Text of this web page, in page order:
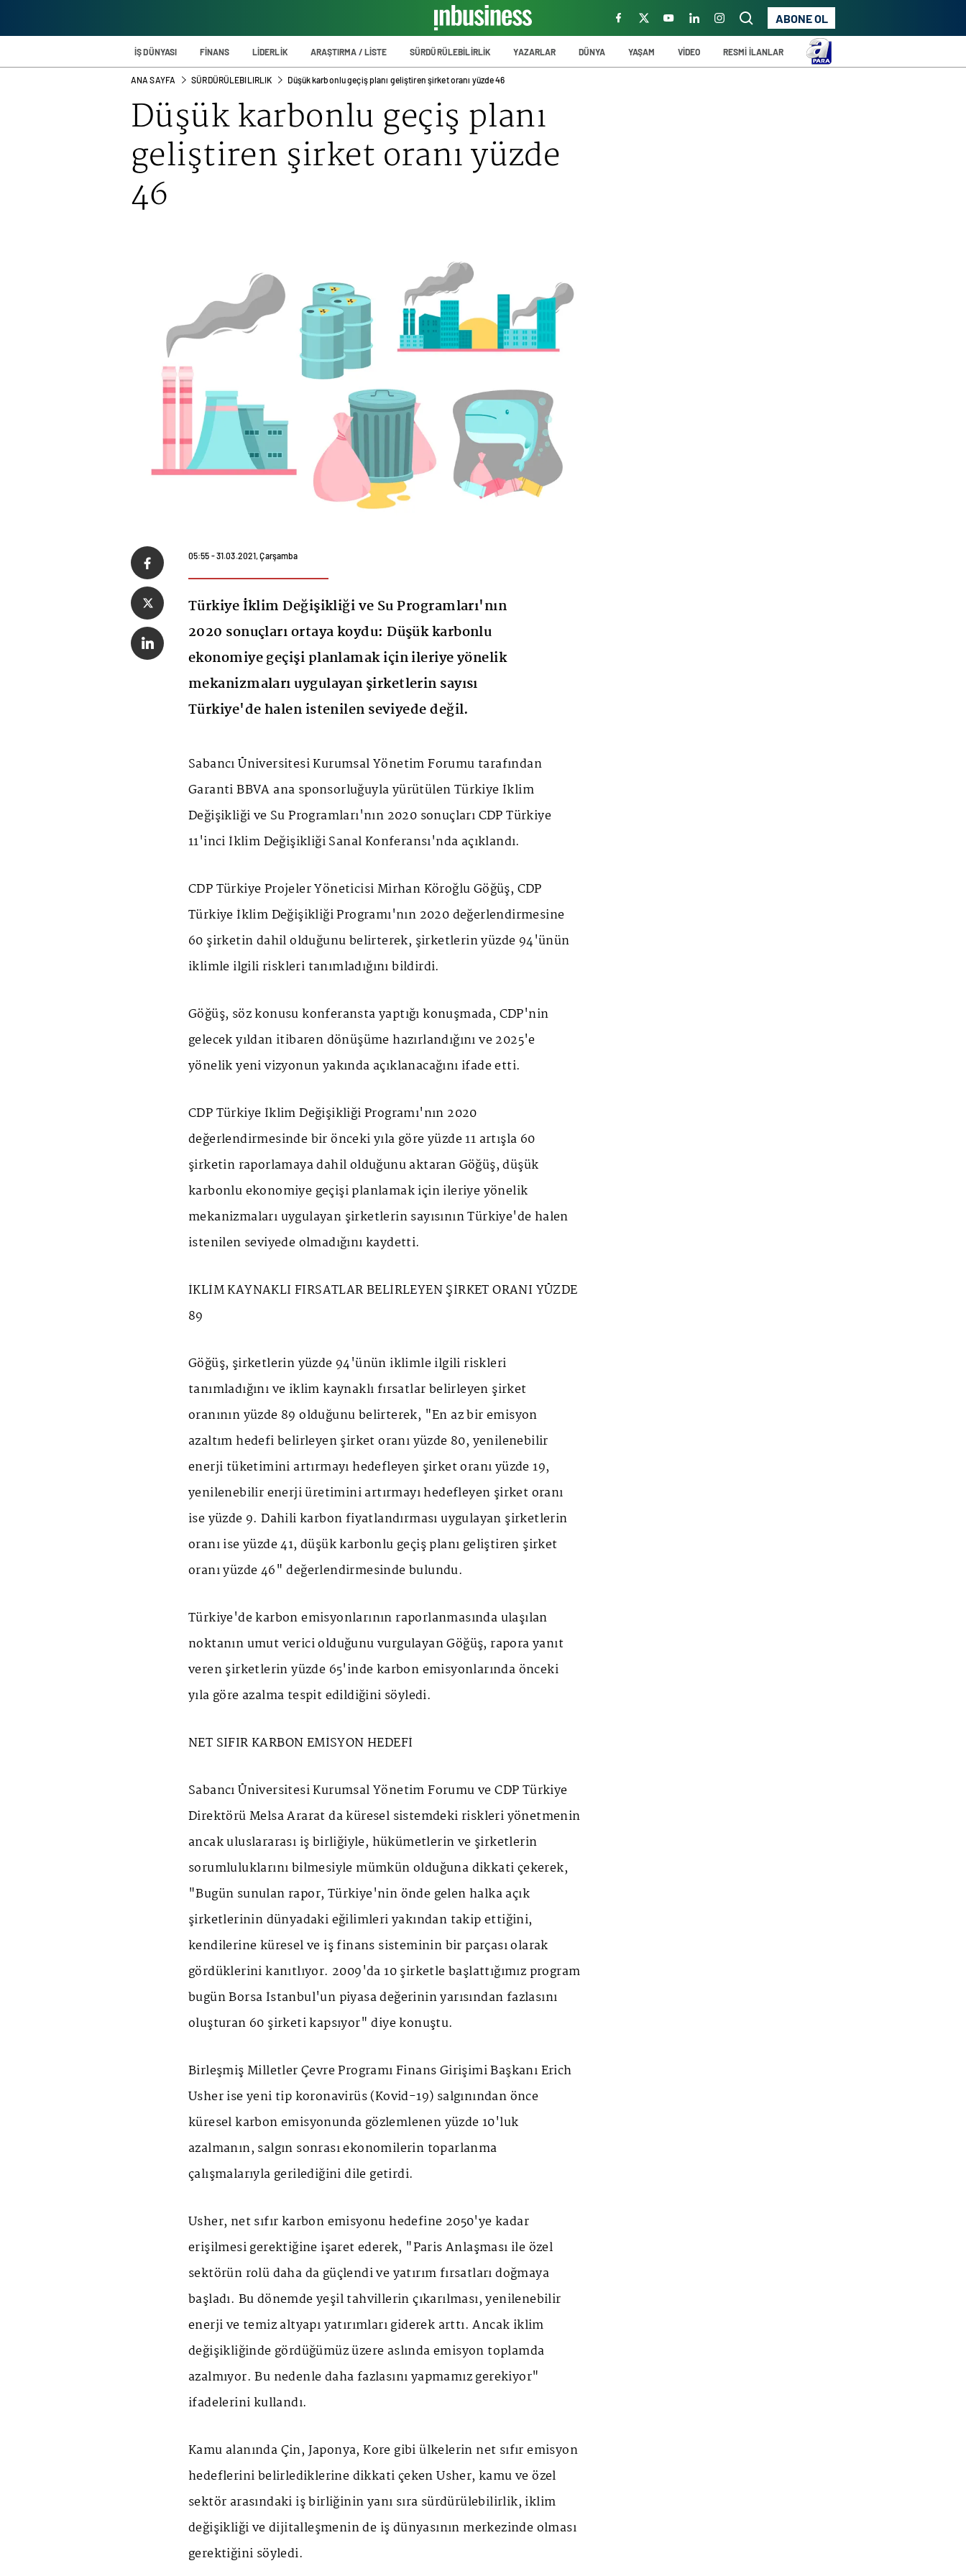
ABONE OL
İŞ DÜNYASI FİNANS LİDERLİK ARAŞTIRMA / LİSTE SÜRDÜRÜLEBİLİRLİK YAZARLAR DÜNYA YAŞAM VİDEO RESMİ İLANLAR
ANA SAYFA SÜRDÜRÜLEBILIRLIK Düşük karbonlu geçiş planı geliştiren şirket oranı yüzde 46
Düşük karbonlu geçiş planı
geliştiren şirket oranı yüzde
46
05:55 - 31.03.2021, Çarşamba
Türkiye İklim Değişikliği ve Su Programları'nın
2020 sonuçları ortaya koydu: Düşük karbonlu
ekonomiye geçişi planlamak için ileriye yönelik
mekanizmaları uygulayan şirketlerin sayısı
Türkiye'de halen istenilen seviyede değil.
Sabancı Üniversitesi Kurumsal Yönetim Forumu tarafından
Garanti BBVA ana sponsorluğuyla yürütülen Türkiye İklim
Değişikliği ve Su Programları'nın 2020 sonuçları CDP Türkiye
11'inci İklim Değişikliği Sanal Konferansı'nda açıklandı.
CDP Türkiye Projeler Yöneticisi Mirhan Köroğlu Göğüş, CDP
Türkiye İklim Değişikliği Programı'nın 2020 değerlendirmesine
60 şirketin dahil olduğunu belirterek, şirketlerin yüzde 94'ünün
iklimle ilgili riskleri tanımladığını bildirdi.
Göğüş, söz konusu konferansta yaptığı konuşmada, CDP'nin
gelecek yıldan itibaren dönüşüme hazırlandığını ve 2025'e
yönelik yeni vizyonun yakında açıklanacağını ifade etti.
CDP Türkiye İklim Değişikliği Programı'nın 2020
değerlendirmesinde bir önceki yıla göre yüzde 11 artışla 60
şirketin raporlamaya dahil olduğunu aktaran Göğüş, düşük
karbonlu ekonomiye geçişi planlamak için ileriye yönelik
mekanizmaları uygulayan şirketlerin sayısının Türkiye'de halen
istenilen seviyede olmadığını kaydetti.
İKLİM KAYNAKLI FIRSATLAR BELİRLEYEN ŞİRKET ORANI YÜZDE
89
Göğüş, şirketlerin yüzde 94'ünün iklimle ilgili riskleri
tanımladığını ve iklim kaynaklı fırsatlar belirleyen şirket
oranının yüzde 89 olduğunu belirterek, "En az bir emisyon
azaltım hedefi belirleyen şirket oranı yüzde 80, yenilenebilir
enerji tüketimini artırmayı hedefleyen şirket oranı yüzde 19,
yenilenebilir enerji üretimini artırmayı hedefleyen şirket oranı
ise yüzde 9. Dahili karbon fiyatlandırması uygulayan şirketlerin
oranı ise yüzde 41, düşük karbonlu geçiş planı geliştiren şirket
oranı yüzde 46" değerlendirmesinde bulundu.
Türkiye'de karbon emisyonlarının raporlanmasında ulaşılan
noktanın umut verici olduğunu vurgulayan Göğüş, rapora yanıt
veren şirketlerin yüzde 65'inde karbon emisyonlarında önceki
yıla göre azalma tespit edildiğini söyledi.
NET SIFIR KARBON EMİSYON HEDEFİ
Sabancı Üniversitesi Kurumsal Yönetim Forumu ve CDP Türkiye
Direktörü Melsa Ararat da küresel sistemdeki riskleri yönetmenin
ancak uluslararası iş birliğiyle, hükümetlerin ve şirketlerin
sorumluluklarını bilmesiyle mümkün olduğuna dikkati çekerek,
"Bugün sunulan rapor, Türkiye'nin önde gelen halka açık
şirketlerinin dünyadaki eğilimleri yakından takip ettiğini,
kendilerine küresel ve iş finans sisteminin bir parçası olarak
gördüklerini kanıtlıyor. 2009'da 10 şirketle başlattığımız program
bugün Borsa İstanbul'un piyasa değerinin yarısından fazlasını
oluşturan 60 şirketi kapsıyor" diye konuştu.
Birleşmiş Milletler Çevre Programı Finans Girişimi Başkanı Erich
Usher ise yeni tip koronavirüs (Kovid-19) salgınından önce
küresel karbon emisyonunda gözlemlenen yüzde 10'luk
azalmanın, salgın sonrası ekonomilerin toparlanma
çalışmalarıyla gerilediğini dile getirdi.
Usher, net sıfır karbon emisyonu hedefine 2050'ye kadar
erişilmesi gerektiğine işaret ederek, "Paris Anlaşması ile özel
sektörün rolü daha da güçlendi ve yatırım fırsatları doğmaya
başladı. Bu dönemde yeşil tahvillerin çıkarılması, yenilenebilir
enerji ve temiz altyapı yatırımları giderek arttı. Ancak iklim
değişikliğinde gördüğümüz üzere aslında emisyon toplamda
azalmıyor. Bu nedenle daha fazlasını yapmamız gerekiyor"
ifadelerini kullandı.
Kamu alanında Çin, Japonya, Kore gibi ülkelerin net sıfır emisyon
hedeflerini belirlediklerine dikkati çeken Usher, kamu ve özel
sektör arasındaki iş birliğinin yanı sıra sürdürülebilirlik, iklim
değişikliği ve dijitalleşmenin de iş dünyasının merkezinde olması
gerektiğini söyledi.